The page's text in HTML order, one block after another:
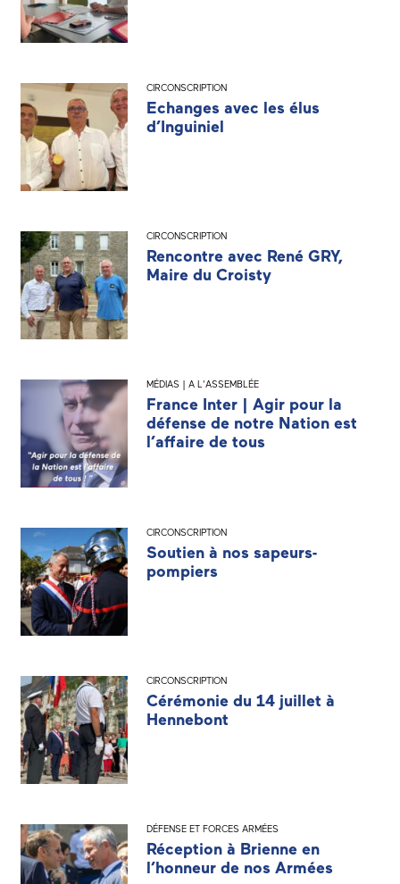
CIRCONSCRIPTION
Echanges avec les élus
d’Inguiniel
CIRCONSCRIPTION
Rencontre avec René GRY,
Maire du Croisty
MÉDIAS | A L'ASSEMBLÉE
France Inter | Agir pour la
défense de notre Nation est
l’affaire de tous
CIRCONSCRIPTION
Soutien à nos sapeurs-
pompiers
CIRCONSCRIPTION
Cérémonie du 14 juillet à
Hennebont
DÉFENSE ET FORCES ARMÉES
Réception à Brienne en
l’honneur de nos Armées